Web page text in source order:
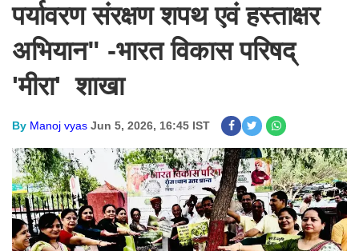
पर्यावरण संरक्षण शपथ एवं हस्ताक्षर
अभियान" -भारत विकास परिषद्
'मीरा' शाखा
By Manoj vyas Jun 5, 2026, 16:45 IST